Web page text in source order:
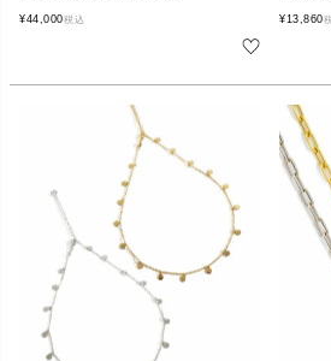
¥44,000税込 ¥13,860